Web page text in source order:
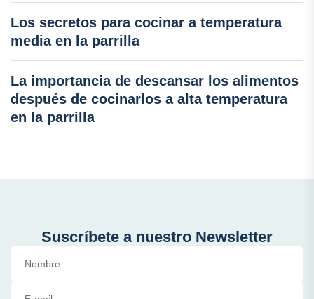
Los secretos para cocinar a temperatura
media en la parrilla
La importancia de descansar los alimentos
después de cocinarlos a alta temperatura
en la parrilla
Suscríbete a nuestro Newsletter